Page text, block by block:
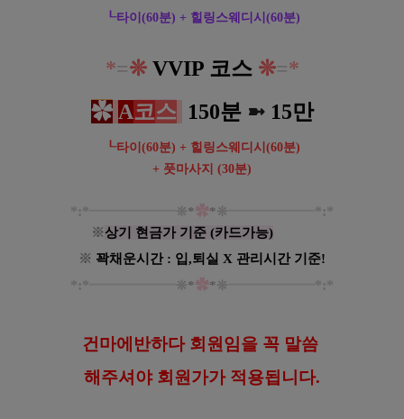
┖타이(60분) + 힐링스웨디시(60분)
*=❊VVIP 코스 ❊=*
✿ A코스 150분 ➼15만
┖타이(60분) + 힐링스웨디시(60분)
+ 풋마사지 (30분)
*:* ❊*✿*❊ *:*
※상기 현금가 기준 (카드가능)---------
※ 꽉채운시간 : 입,퇴실 X 관리시간 기준!
*:* ❊*✿*❊ *:*
건마에반하다 회원임을 꼭 말씀
해 주셔야 회원가가 적용됩니다.